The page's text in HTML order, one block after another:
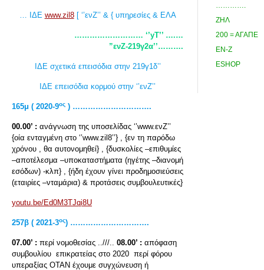
… ΙΔΕ www.zil8[ ‘’ενΖ’’ & { υπηρεσίες & ΕΛΑ
……………………… ‘’yT’’ ….…
”ενΖ-219γ2α’’……….
ΙΔΕ σχετικά επεισόδια στην 219γ1δ’’
ΙΔΕ επεισόδια κορμού στην ‘’ενΖ’’
165μ ( 2020-9ος ) ………………………….
00.00’ : ανάγνωση της υποσελίδας ‘’www.ενΖ’’
{οία ενταγμένη στο ‘’www.zil8’’} , {εν τη παρόδω
χρόνου , θα αυτονομηθεί} , {δυσκολίες –επιθυμίες
–αποτέλεσμα –υποκαταστήματα (ηγέτης –διανομή
εσόδων) -κλπ} , {ήδη έχουν γίνει προδημοσιεύσεις
(εταιρίες –νταμάρια) & προτάσεις συμβουλευτικές}
youtu.be/Ed0M3TJqi8U
257β ( 2021-3ος) ………………………….
07.00’ : περί νομοθεσίας ..///.. 08.00’ : απόφαση
συμβουλίου επικρατείας στο 2020 περί φόρου
υπεραξίας ΟΤΑΝ έχουμε συγχώνευση ή
………….
ΖΗΛ
200 = ΑΓΑΠΕ
ΕΝ-Ζ
ESHOP